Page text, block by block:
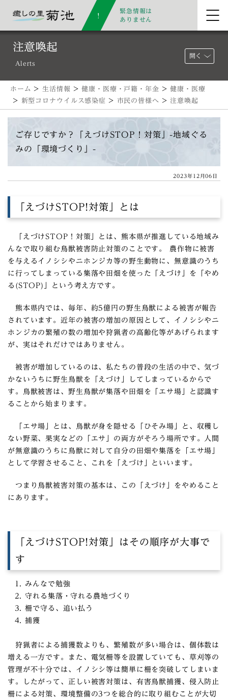
緊急情報は
ありません
注意喚起
Alerts
開く
ホーム >生活情報 >健康・医療・戸籍・年金 >健康・医療
> 新型コロナウイルス感染症 > 市民の皆様へ >注意喚起
ご存じですか？「えづけSTOP！対策」-地域ぐる
みの「環境づくり」-
2023年12月06日
「えづけSTOP!対策」とは
「えづけSTOP！対策」とは、熊本県が推進している地域み
んなで取り組む鳥獣被害防止対策のことです。 農作物に被害
を与えるイノシシやニホンジカ等の野生動物に、無意識のうち
に行ってしまっている集落や田畑を使った「えづけ」を「やめ
る(STOP)」という考え方です。
熊本県内では、毎年、約5億円の野生鳥獣による被害が報告
されています。近年の被害の増加の原因として、イノシシやニ
ホンジカの繁殖の数の増加や狩猟者の高齢化等があげられます
が、実はそれだけではありません。
被害が増加しているのは、私たちの普段の生活の中で、気づ
かないうちに野生鳥獣を「えづけ」してしまっているからで
す。鳥獣被害は、野生鳥獣が集落や田畑を「エサ場」と認識す
ることから始まります。
「エサ場」とは、鳥獣が身を隠せる「ひそみ場」と、収穫し
ない野菜、果実などの「エサ」の両方がそろう場所です。人間
が無意識のうちに鳥獣に対して自分の田畑や集落を「エサ場」
として学習させること、これを「えづけ」といいます。
つまり鳥獣被害対策の基本は、この「えづけ」をやめること
にあります。
「えづけSTOP!対策」はその順序が大事で
す
みんなで勉強
守れる集落・守れる農地づくり
柵で守る、追い払う
捕獲
狩猟者による捕獲数よりも、繁殖数が多い場合は、個体数は
増える一方です。また、電気柵等を設置していても、草刈等の
管理が不十分では、イノシシ等は簡単に柵を突破してしまいま
す。したがって、正しい被害対策は、有害鳥獣捕獲、侵入防止
柵による対策、環境整備の3つを総合的に取り組むことが大切